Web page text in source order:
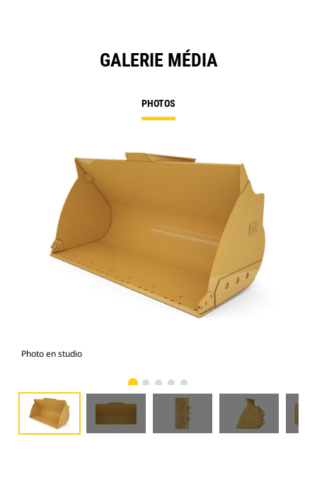
GALERIE MÉDIA
PHOTOS
Photo en studio